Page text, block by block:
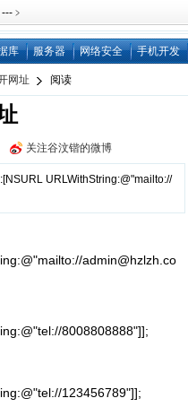
﹥
库 服务器 网络安全 手机开发
网址 阅读
关注谷汶锴的微博
URLWithString:@"mailto://
admin@hzlzh.co
8008808888"]];
123456789"]];